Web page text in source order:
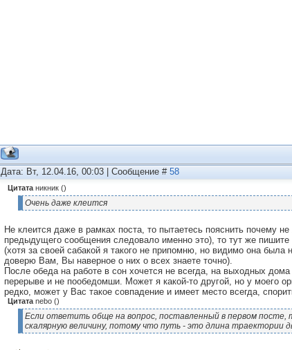
Дата: Вт, 12.04.16, 00:03 | Сообщение # 58
Цитата никник ()
Очень даже клеится
Не клеится даже в рамках поста, то пытаетесь пояснить почему
предыдущего сообщения следовало именно это), то тут же
(хотя за своей сабакой я такого не припомню, но видимо она
доверю Вам, Вы наверное о них о всех знаете точно).
После обеда на работе в сон хочется не всегда, на выходных
перерыве и не пообедомши. Может я какой-то другой, но у моего
редко, может у Вас такое совпадение и имеет место всегда,
Цитата nebo ()
Если ответить обще на вопрос, поставленный в первом посте,
скалярную величину, потому что путь - это длина траектории